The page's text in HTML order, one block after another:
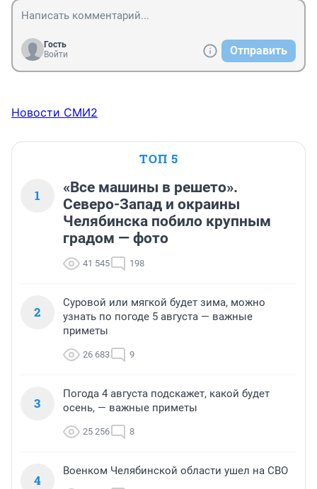
Гость
Войти
Отправить
Новости СМИ2
ТОП 5
1
«Все машины в решето».
Северо-Запад и окраины
Челябинска побило крупным
градом — фото
41 545 198
2
Суровой или мягкой будет зима, можно
узнать по погоде 5 августа — важные
приметы
26 683 9
3
Погода 4 августа подскажет, какой будет
осень, — важные приметы
25 256 8
4
Военком Челябинской области ушел на СВО